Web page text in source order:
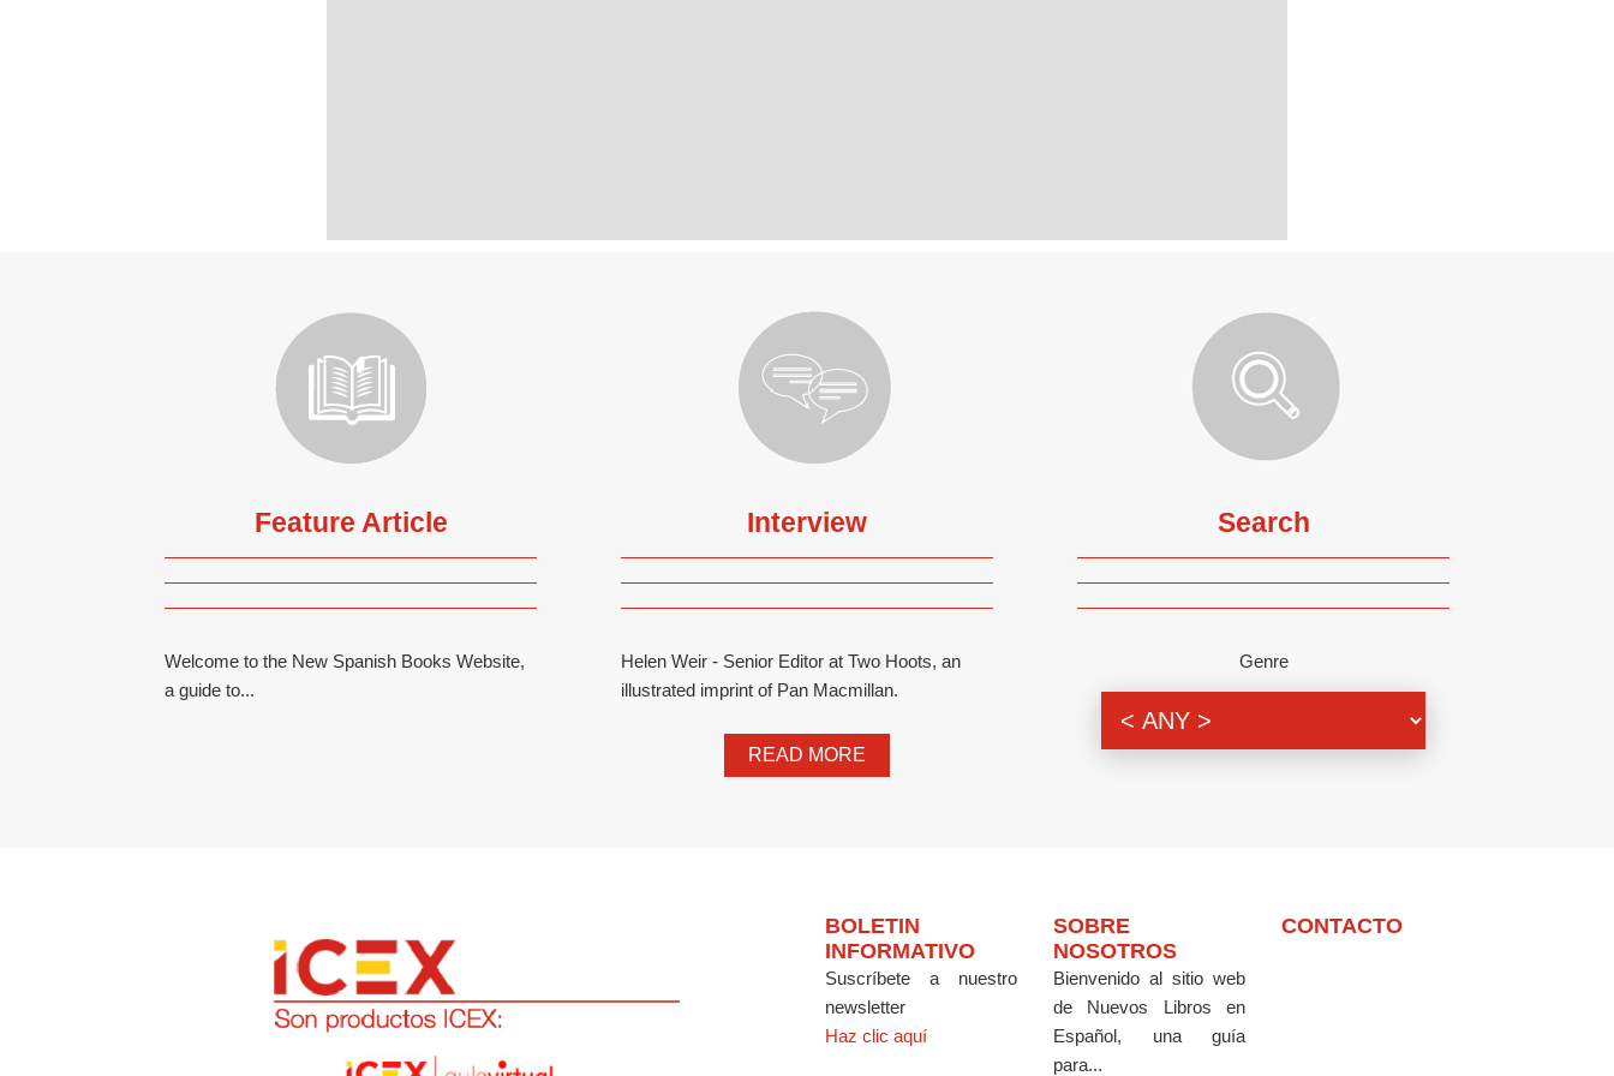
Feature Article
Welcome to the New Spanish Books Website,
a guide to...
Interview
Helen Weir - Senior Editor at Two Hoots, an
illustrated imprint of Pan Macmillan.
READ MORE
Search
Genre
BOLETIN
INFORMATIVO
Suscríbete a nuestro
newsletter
Haz clic aquí
SOBRE
NOSOTROS
Bienvenido al sitio web
de Nuevos Libros en
Español, una guía
para...
CONTACTO